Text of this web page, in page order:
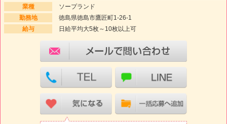
業種
ソープランド
勤務地
徳島県徳島市鷹匠町1-26-1
給与
日給平均大5枚～10枚以上可